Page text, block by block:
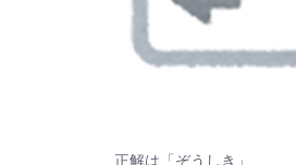
正解は「ぞうしき」